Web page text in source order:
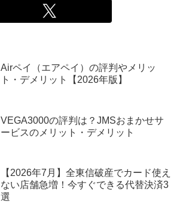
Airペイ（エアペイ）の評判やメリッ
ト・デメリット【2026年版】
VEGA3000の評判は？JMSおまかせサ
ービスのメリット・デメリット
【2026年7月】全東信破産でカード使え
ない店舗急増！今すぐできる代替決済3
選